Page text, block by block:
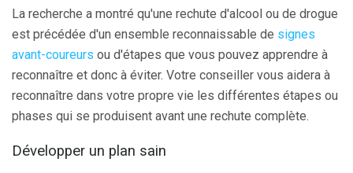
La recherche a montré qu'une rechute d'alcool ou de drogue
est précédée d'un ensemble reconnaissable de signes
avant-coureurs ou d'étapes que vous pouvez apprendre à
reconnaître et donc à éviter. Votre conseiller vous aidera à
reconnaître dans votre propre vie les différentes étapes ou
phases qui se produisent avant une rechute complète.
Développer un plan sain